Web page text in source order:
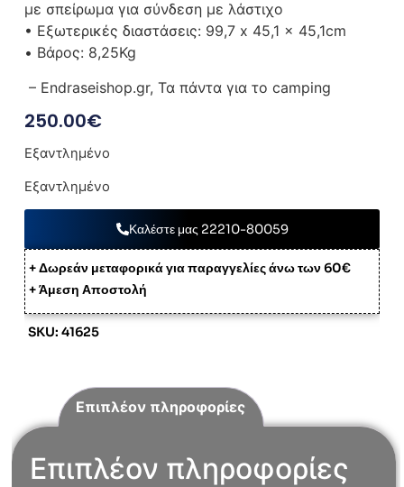
με σπείρωμα για σύνδεση με λάστιχο
• Εξωτερικές διαστάσεις: 99,7 x 45,1 x 45,1cm
• Βάρος: 8,25Kg
– Endraseishop.gr, Τα πάντα για το camping
250.00€
Εξαντλημένο
Εξαντλημένο
Καλέστε μας 22210-80059
+ Δωρεάν μεταφορικά για παραγγελίες άνω των 60€
+ Άμεση Αποστολή
SKU: 41625
Επιπλέον πληροφορίες
Επιπλέον πληροφορίες